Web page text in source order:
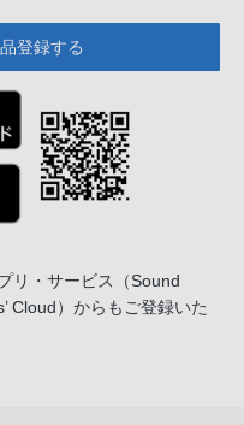
登録する
リ・サービス
（Sound
Cloud）からもご登録いた